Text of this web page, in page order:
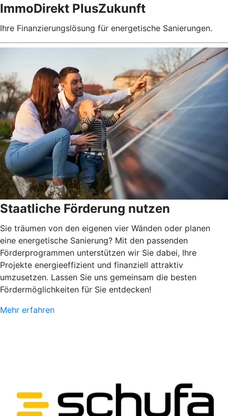
ImmoDirekt PlusZukunft
Ihre Finanzierungslösung für energetische Sanierungen.
Staatliche Förderung nutzen
Sie träumen von den eigenen vier Wänden oder planen
eine energetische Sanierung? Mit den passenden
Förderprogrammen unterstützen wir Sie dabei, Ihre
Projekte energieeffizient und finanziell attraktiv
umzusetzen. Lassen Sie uns gemeinsam die besten
Fördermöglichkeiten für Sie entdecken!
Mehr erfahren